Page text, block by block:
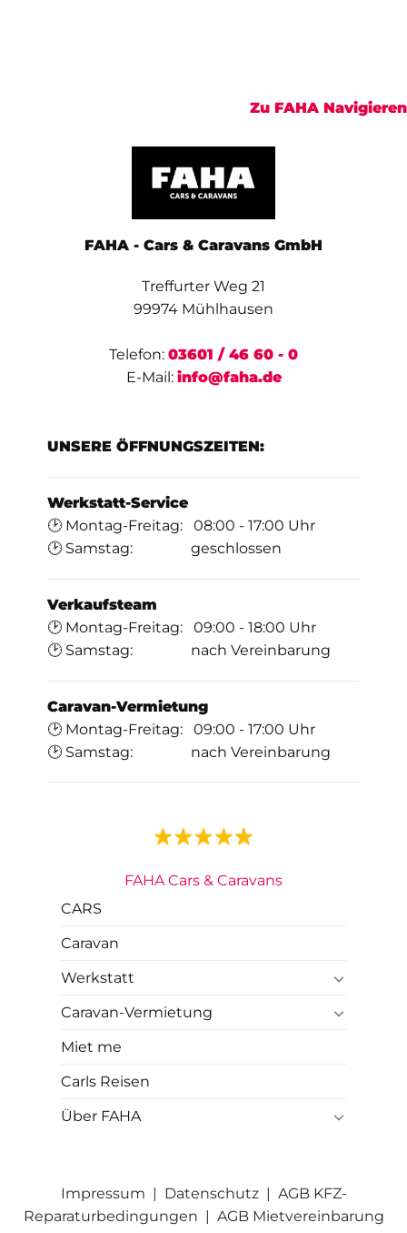
Zu FAHA Navigieren
FAHA - Cars & Caravans GmbH
Treffurter Weg 21
99974 Mühlhausen
Telefon: 03601 / 46 60 - 0
E-Mail: info@faha.de
UNSERE ÖFFNUNGSZEITEN:
Werkstatt-Service
🕑 Montag-Freitag: 08:00 - 17:00 Uhr
🕑 Samstag: geschlossen
Verkaufsteam
🕑 Montag-Freitag: 09:00 - 18:00 Uhr
🕑 Samstag: nach Vereinbarung
Caravan-Vermietung
🕑 Montag-Freitag: 09:00 - 17:00 Uhr
🕑 Samstag: nach Vereinbarung
FAHA Cars & Caravans
CARS
Caravan
Werkstatt
Caravan-Vermietung
Miet me
Carls Reisen
Über FAHA
Impressum Datenschutz| AGB KFZ-
Reparaturbedingungen
AGB Mietvereinbarung